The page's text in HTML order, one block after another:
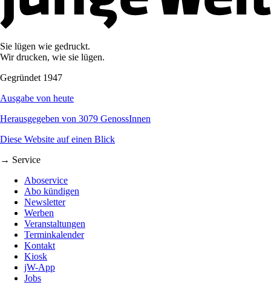
Sie lügen wie gedruckt.
Wir drucken, wie sie lügen.
Gegründet 1947
Ausgabe von heute
Herausgegeben von 3079 GenossInnen
Diese Website auf einen Blick
→ Service
Aboservice
Abo kündigen
Newsletter
Werben
Veranstaltungen
Terminkalender
Kontakt
Kiosk
jW-App
Jobs